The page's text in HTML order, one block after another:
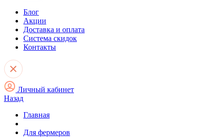
Блог
Акции
Доставка и оплата
Система скидок
Контакты
Личный кабинет
Назад
Главная
Для фермеров